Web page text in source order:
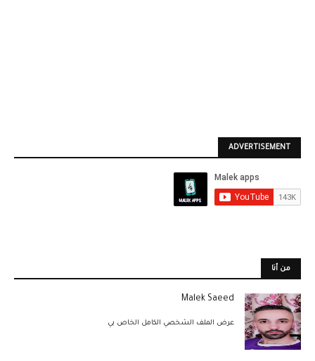
ADVERTISEMENT
من أنا
Malek Saeed
عرض الملف الشخصي الكامل الخاص بي